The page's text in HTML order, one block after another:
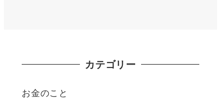
カテゴリー
お金のこと